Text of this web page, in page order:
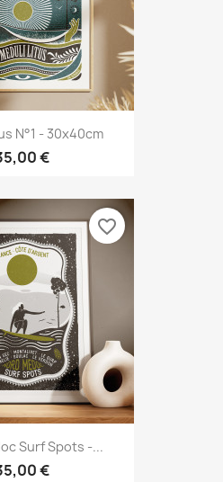
N°1 - 30x40cm
€
Surf Spots -...
€
favorite_border